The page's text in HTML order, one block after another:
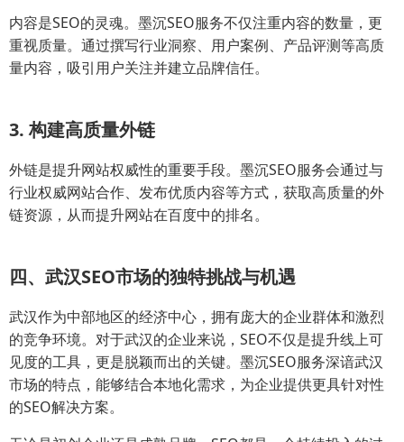
内容是SEO的灵魂。墨沉SEO服务不仅注重内容的数量，更
重视质量。通过撰写行业洞察、用户案例、产品评测等高质
量内容，吸引用户关注并建立品牌信任。
3. 构建高质量外链
外链是提升网站权威性的重要手段。墨沉SEO服务会通过与
行业权威网站合作、发布优质内容等方式，获取高质量的外
链资源，从而提升网站在百度中的排名。
四、武汉SEO市场的独特挑战与机遇
武汉作为中部地区的经济中心，拥有庞大的企业群体和激烈
的竞争环境。对于武汉的企业来说，SEO不仅是提升线上可
见度的工具，更是脱颖而出的关键。墨沉SEO服务深谙武汉
市场的特点，能够结合本地化需求，为企业提供更具针对性
的SEO解决方案。